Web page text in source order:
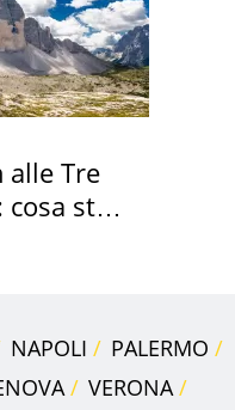
alle Tre
cosa sta
NAPOLI
PALERMO
VERONA